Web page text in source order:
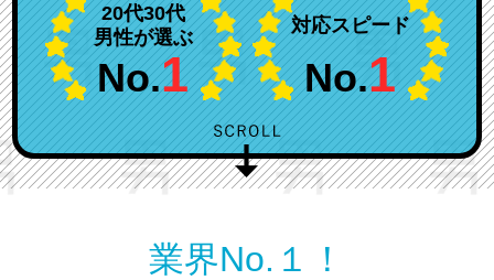
対応スピード
No.1
20代30代
男性が選ぶ
No.1
業界No.１！